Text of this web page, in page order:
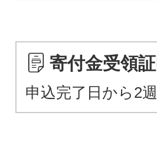
寄付金受領
申込完了日から2